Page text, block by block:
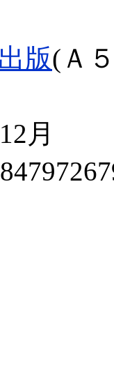
版(Ａ
月